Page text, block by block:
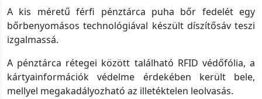
A kis méretű férfi pénztárca puha bőr fedelét egy
bőrbenyomásos technológiával készült díszítősáv teszi
izgalmassá.
A pénztárca rétegei között található RFID védőfólia, a
kártyainformációk védelme érdekében került bele,
mellyel megakadályozható az illetéktelen leolvasás.